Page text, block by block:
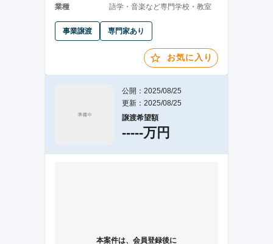
業種
語学・音楽など専門学校・教室
事業譲渡 専門家あり
お気に入り
公開：2025/08/25
更新：2025/08/25
譲渡希望額
-----万円
本案件は、会員登録後に